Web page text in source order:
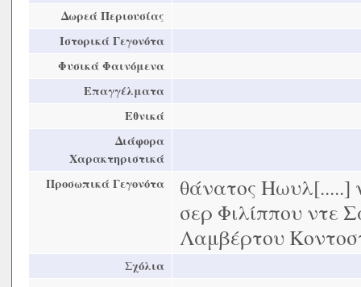
Δωρεά Περιουσίας
Ιστορικά Γεγονότα
Φυσικά Φαινόμενα
Επαγγέλματα
Εθνικά
Διάφορα
Χαρακτηριστικά
Προσωπικά Γεγονότα
θάνατος Ηωυλ[.....]
σερ Φιλίππου ντε
Λαμβέρτου
Σχόλια